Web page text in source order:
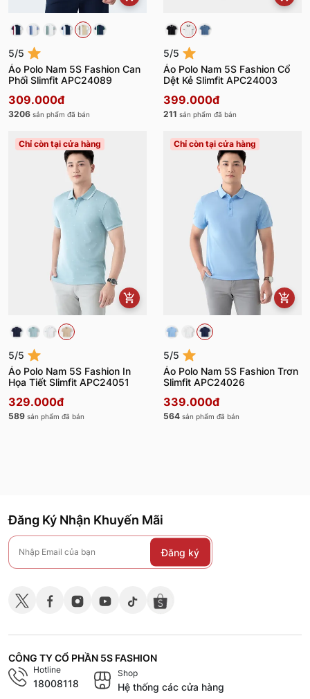
5/5
Áo Polo Nam 5S Fashion Can
Phối Slimfit APC24089
309.000đ
3206 sản phẩm đã bán
5/5
Áo Polo Nam 5S Fashion Cổ
Dệt Kẻ Slimfit APC24003
399.000đ
211 sản phẩm đã bán
Chỉ còn tại cửa hàng
5/5
Áo Polo Nam 5S Fashion In
Họa Tiết Slimfit APC24051
329.000đ
589 sản phẩm đã bán
Chỉ còn tại cửa hàng
5/5
Áo Polo Nam 5S Fashion Trơn
Slimfit APC24026
339.000đ
564 sản phẩm đã bán
Đăng Ký Nhận Khuyến Mãi
Đăng ký
CÔNG TY CỔ PHẦN 5S FASHION
Hotline
18008118
Shop
Hệ thống các cửa hàng